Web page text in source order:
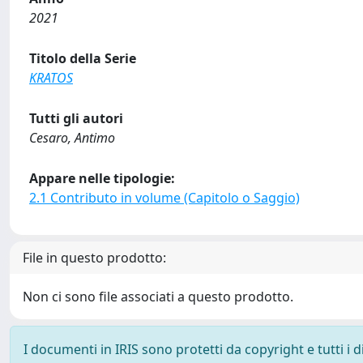
2021
Titolo della Serie
KRATOS
Tutti gli autori
Cesaro, Antimo
Appare nelle tipologie:
2.1 Contributo in volume (Capitolo o Saggio)
File in questo prodotto:
Non ci sono file associati a questo prodotto.
I documenti in IRIS sono protetti da copyright e tutti i